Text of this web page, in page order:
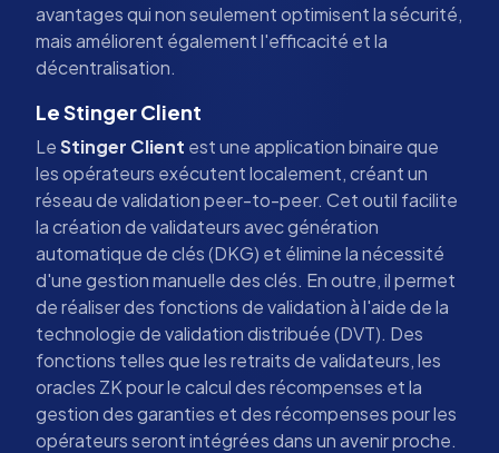
avantages qui non seulement optimisent la sécurité,
mais améliorent également l'efficacité et la
décentralisation.
Le Stinger Client
LeStinger Client est une application binaire que
les opérateurs exécutent localement, créant un
réseau de validation peer-to-peer. Cet outil facilite
la création de validateurs avec génération
automatique de clés (DKG) et élimine la nécessité
d'une gestion manuelle des clés. En outre, il permet
de réaliser des fonctions de validation à l'aide de la
technologie de validation distribuée (DVT). Des
fonctions telles que les retraits de validateurs, les
oracles ZK pour le calcul des récompenses et la
gestion des garanties et des récompenses pour les
opérateurs seront intégrées dans un avenir proche.